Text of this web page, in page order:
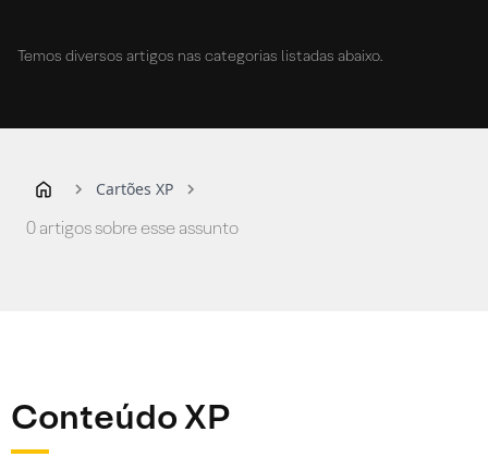
Temos diversos artigos nas categorias listadas abaixo.
Cartões XP
0 artigos sobre esse assunto
Conteúdo XP